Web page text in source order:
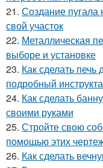
21. Создание пугала
свой участок
22. Металлическая
выборе и установке
23. Как сделать
подробный
24. Как сделать
своими руками
25. Стройте свою
помощью этих
26. Как сделать